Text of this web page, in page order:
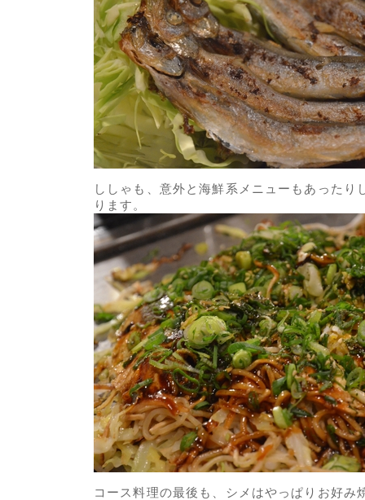
ししゃも、意外と海鮮系メニューもあったり
ります。
コース料理の最後も、シメはやっぱりお好み